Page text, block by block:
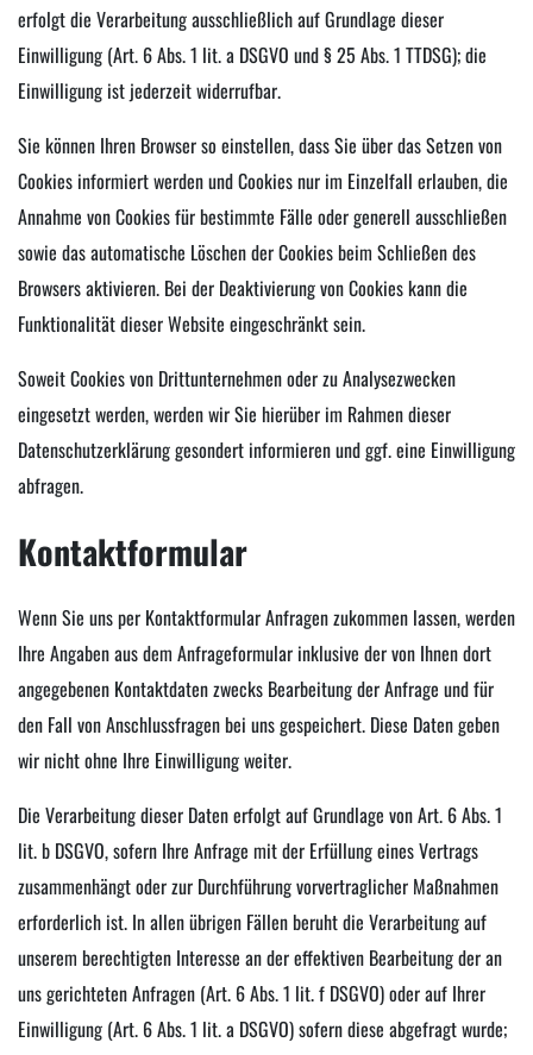
erfolgt die Verarbeitung ausschließlich auf Grundlage dieser
Einwilligung (Art. 6 Abs. 1 lit. a DSGVO und § 25 Abs. 1 TTDSG); die
Einwilligung ist jederzeit widerrufbar.
Sie können Ihren Browser so einstellen, dass Sie über das Setzen von
Cookies informiert werden und Cookies nur im Einzelfall erlauben, die
Annahme von Cookies für bestimmte Fälle oder generell ausschließen
sowie das automatische Löschen der Cookies beim Schließen des
Browsers aktivieren. Bei der Deaktivierung von Cookies kann die
Funktionalität dieser Website eingeschränkt sein.
Soweit Cookies von Drittunternehmen oder zu Analysezwecken
eingesetzt werden, werden wir Sie hierüber im Rahmen dieser
Datenschutzerklärung gesondert informieren und ggf. eine Einwilligung
abfragen.
Kontaktformular
Wenn Sie uns per Kontaktformular Anfragen zukommen lassen, werden
Ihre Angaben aus dem Anfrageformular inklusive der von Ihnen dort
angegebenen Kontaktdaten zwecks Bearbeitung der Anfrage und für
den Fall von Anschlussfragen bei uns gespeichert. Diese Daten geben
wir nicht ohne Ihre Einwilligung weiter.
Die Verarbeitung dieser Daten erfolgt auf Grundlage von Art. 6 Abs. 1
lit. b DSGVO, sofern Ihre Anfrage mit der Erfüllung eines Vertrags
zusammenhängt oder zur Durchführung vorvertraglicher Maßnahmen
erforderlich ist. In allen übrigen Fällen beruht die Verarbeitung auf
unserem berechtigten Interesse an der effektiven Bearbeitung der an
uns gerichteten Anfragen (Art. 6 Abs. 1 lit. f DSGVO) oder auf Ihrer
Einwilligung (Art. 6 Abs. 1 lit. a DSGVO) sofern diese abgefragt wurde;